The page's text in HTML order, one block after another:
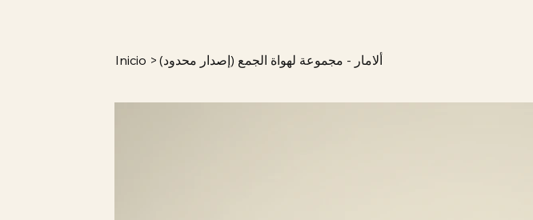
Inicio > ألامار - مجموعة لهواة الجمع (إصدار محدود)